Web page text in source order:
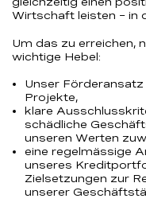
Wirtschaft leisten – in
Um das zu erreichen,
wichtige Hebel:
Unser
Projekte,
klare
schädliche
unseren Werten
eine regelmässige
unseres
Zielsetzungen zur
unserer